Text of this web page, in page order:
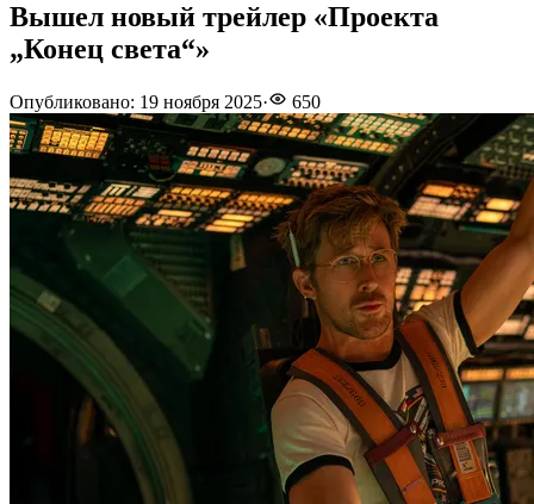
Вышел новый трейлер «Проекта
„Конец света“»
Опубликовано: 19 ноября 2025· 650